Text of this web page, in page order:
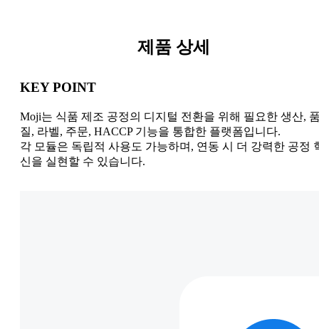
제품 상세
KEY POINT
Moji는 식품 제조 공정의 디지털 전환을 위해 필요한 생산,
질, 라벨, 주문, HACCP 기능을 통합한 플랫폼입니다.
각 모듈은 독립적 사용도 가능하며, 연동 시 더 강력한 공정
신을 실현할 수 있습니다.